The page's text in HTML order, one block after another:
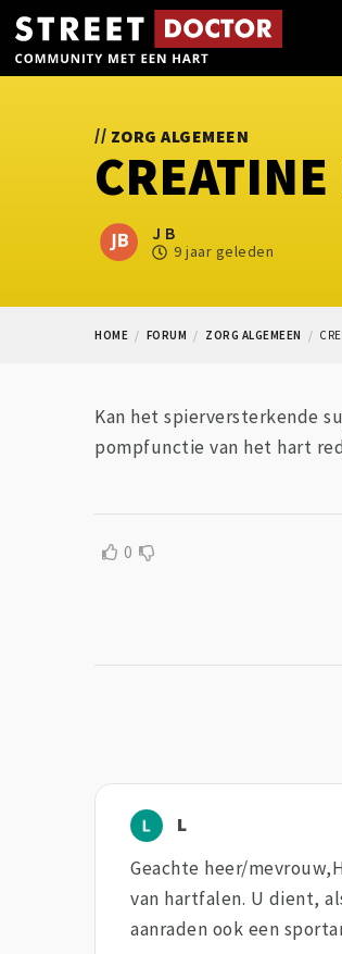
// ZORG ALGEMEEN
J B
9 jaar geleden
HOME FORUM ZORG ALGEMEEN
Kan het spierversterkende
pompfunctie van het hart
0
L
Geachte heer/
van hartfalen. U dient,
aanraden ook een